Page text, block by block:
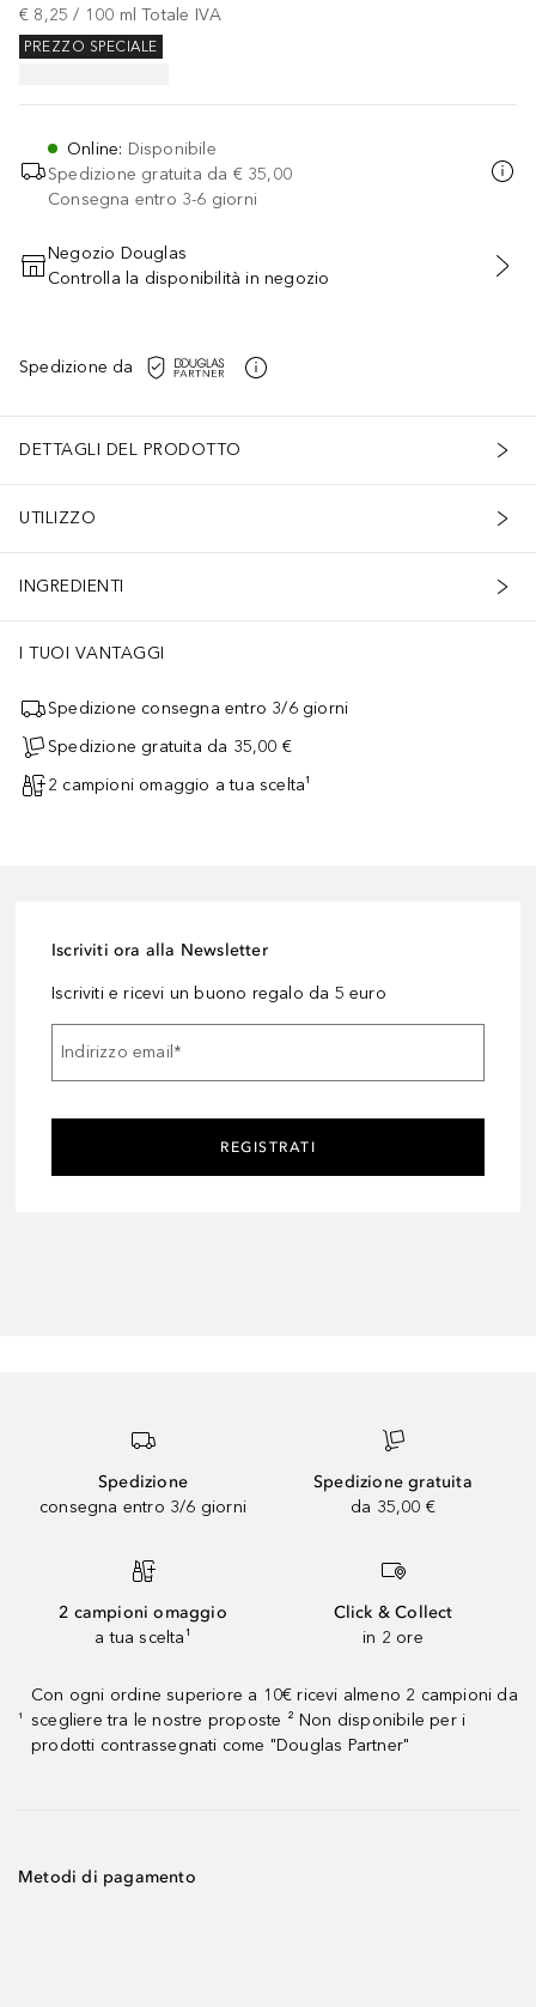
€ 8,25 / 100 ml Totale IVA
PREZZO SPECIALE
Online: Disponibile
Spedizione gratuita da € 35,00
Consegna entro 3-6 giorni
AGGIUNGI AL CARRELLO
Negozio Douglas
Controlla la disponibilità in negozio
Spedizione da
DETTAGLI DEL PRODOTTO
UTILIZZO
INGREDIENTI
I TUOI VANTAGGI
Spedizione consegna entro 3/6 giorni
Spedizione gratuita da 35,00 €
2 campioni omaggio a tua scelta¹
Iscriviti ora alla Newsletter
Iscriviti e ricevi un buono regalo da 5 euro
Indirizzo email*
REGISTRATI
Spedizione
consegna entro 3/6 giorni
Spedizione gratuita
da 35,00 €
2 campioni omaggio
a tua scelta¹
Click & Collect
in 2 ore
¹
Con ogni ordine superiore a 10€ ricevi almeno 2 campioni da
scegliere tra le nostre proposte ² Non disponibile per i
prodotti contrassegnati come "Douglas Partner"
Metodi di pagamento